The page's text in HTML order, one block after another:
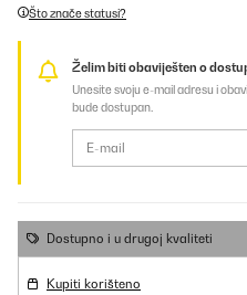
Što znače statusi?
Želim biti obaviješten o
Unesite svoju e-mail adresu i
bude dostupan.
Dostupno i u drugoj kvaliteti
Kupiti korišteno